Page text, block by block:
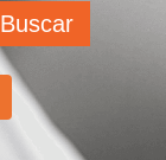
Buscar